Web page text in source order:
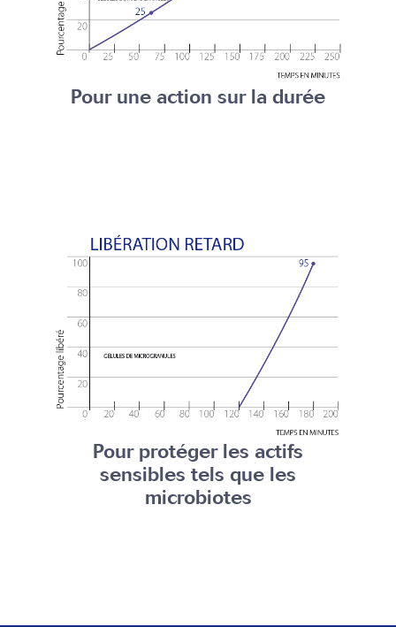
Pour une action sur la durée
Pour protéger les actifs
sensibles tels que les
microbiotes